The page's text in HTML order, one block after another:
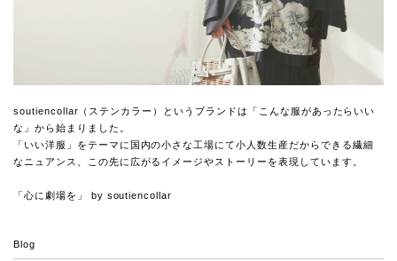
soutiencollar（ステンカラー）というブランドは「こんな服があったらいい
な」から始まりました。
「いい洋服」をテーマに国内の小さな工場にて小人数生産だからできる繊細
なニュアンス、この先に広がるイメージやストーリーを表現しています。
「心に劇場を」 by soutiencollar
Blog